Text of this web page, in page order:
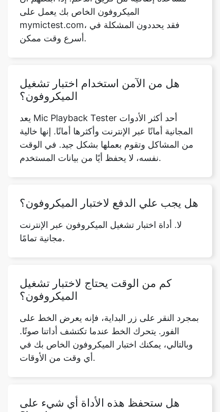
الميكروفون الخاص بك يعمل على
mymictest.com، فقد يحددون المشكلة في
أسرع وقت ممكن.
هل من الآمن استخدام اختبار تشغيل
الميكروفون؟
يعد Mic Playback Tester أحد أكثر الأدوات
المجانية أمانًا عبر الإنترنت وأكثرها أمانًا. إنها خالية
من المشاكل وتقوم بعملها بشكل جيد. في الوقت
نفسه، لا يحفظ أيًا من بيانات المستخدم.
هل يجب علي الدفع لاختبار الميكروفون؟
لا. أداة اختبار تشغيل الميكروفون عبر الإنترنت
مجانية تمامًا.
كم من الوقت يحتاج لاختبار تشغيل
الميكروفون؟
بمجرد النقر على زر البداية، فإنه يعرض الخط على
الفور. يتحرك الخط عندما تكتشف أداتنا صوتًا.
وبالتالي، يمكنك اختبار الميكروفون الخاص بك في
أي وقت من الأوقات.
هل ستحفظ هذه الأداة أي شيء على